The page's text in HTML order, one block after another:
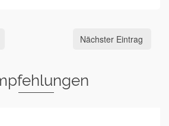
Nächster Eintrag